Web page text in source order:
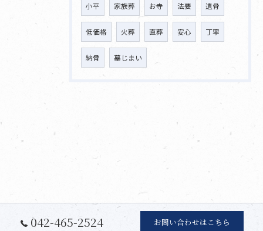
小平 家族葬 お寺 法要 遺骨
低価格 火葬 直葬 安心 丁寧
納骨 墓じまい
042-465-2524 お問い合わせはこちら